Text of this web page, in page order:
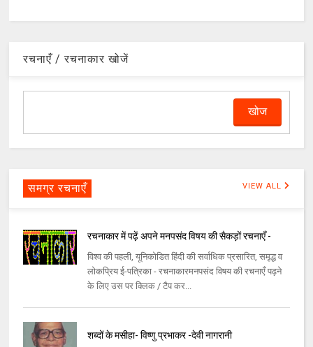
रचनाएँ / रचनाकार खोजें
समग्र रचनाएँ VIEW ALL
रचनाकार में पढ़ें अपने मनपसंद विषय की सैकड़ों रचनाएँ -
विश्व की पहली, यूनिकोडित हिंदी की सर्वाधिक प्रसारित, समृद्ध व
लोकप्रिय ई-पत्रिका - रचनाकारमनपसंद विषय की रचनाएँ पढ़ने
के लिए उस पर क्लिक / टैप कर...
शब्दों के मसीहा- विष्णु प्रभाकर -देवी नागरानी